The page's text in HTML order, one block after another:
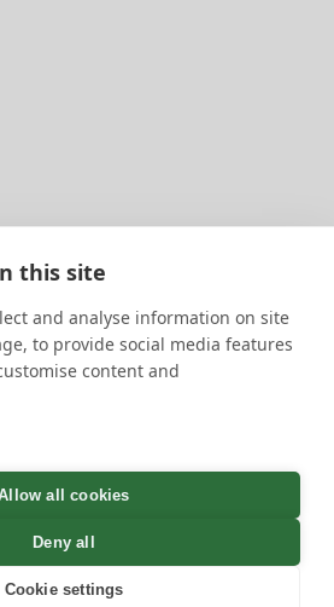
this site
and analyse information on site
to provide social media features
content and
all cookies
Deny all
Cookie settings
afgelopen 30 dagen - 3.666.127
totaal